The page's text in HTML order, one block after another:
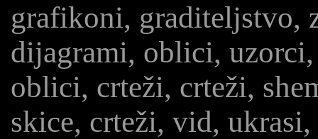
grafikoni, graditeljstvo,
dijagrami, oblici,
oblici, crteži, crteži,
skice, crteži, vid,